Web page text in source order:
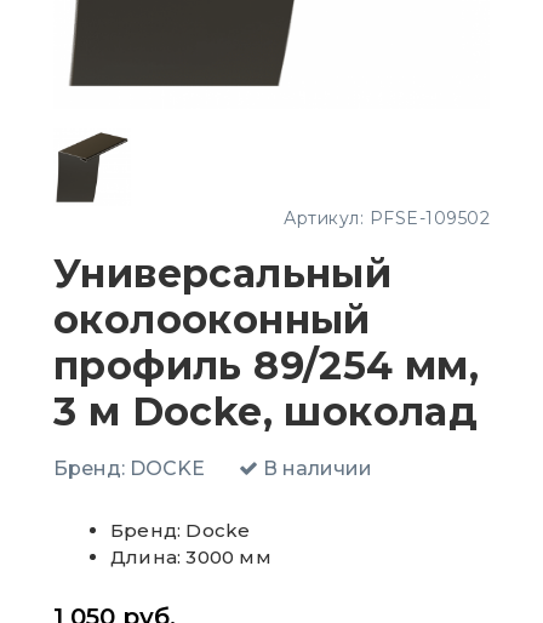
Артикул: PFSE-109502
Универсальный
околооконный
профиль 89/254 мм,
3 м Docke, шоколад
Бренд: DOCKE В наличии
Бренд: Docke
Длина: 3000 мм
1 050 руб.